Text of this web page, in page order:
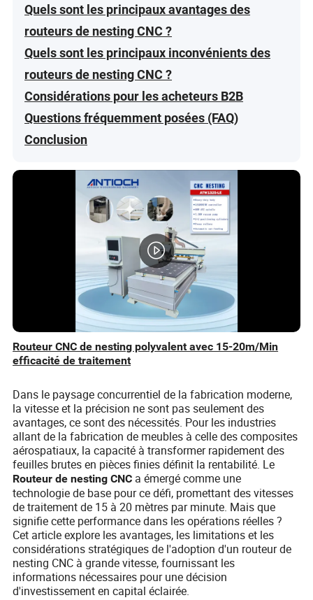
Quels sont les principaux avantages des
routeurs de nesting CNC ?
Quels sont les principaux inconvénients des
routeurs de nesting CNC ?
Considérations pour les acheteurs B2B
Questions fréquemment posées (FAQ)
Conclusion
Routeur CNC de nesting polyvalent avec 15-20m/Min
efficacité de traitement
Dans le paysage concurrentiel de la fabrication moderne,
la vitesse et la précision ne sont pas seulement des
avantages, ce sont des nécessités. Pour les industries
allant de la fabrication de meubles à celle des composites
aérospatiaux, la capacité à transformer rapidement des
feuilles brutes en pièces finies définit la rentabilité. Le
Routeur de nesting CNC a émergé comme une
technologie de base pour ce défi, promettant des vitesses
de traitement de 15 à 20 mètres par minute. Mais que
signifie cette performance dans les opérations réelles ?
Cet article explore les avantages, les limitations et les
considérations stratégiques de l'adoption d'un routeur de
nesting CNC à grande vitesse, fournissant les
informations nécessaires pour une décision
d'investissement en capital éclairée.